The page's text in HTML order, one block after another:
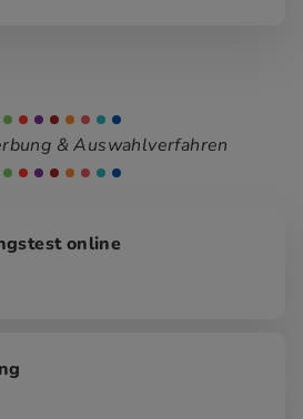
& Auswahlverfahren
online